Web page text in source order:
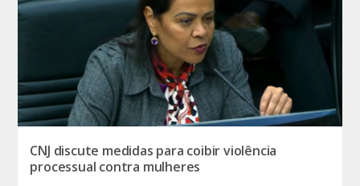
CNJ discute medidas para coibir violência
processual contra mulheres